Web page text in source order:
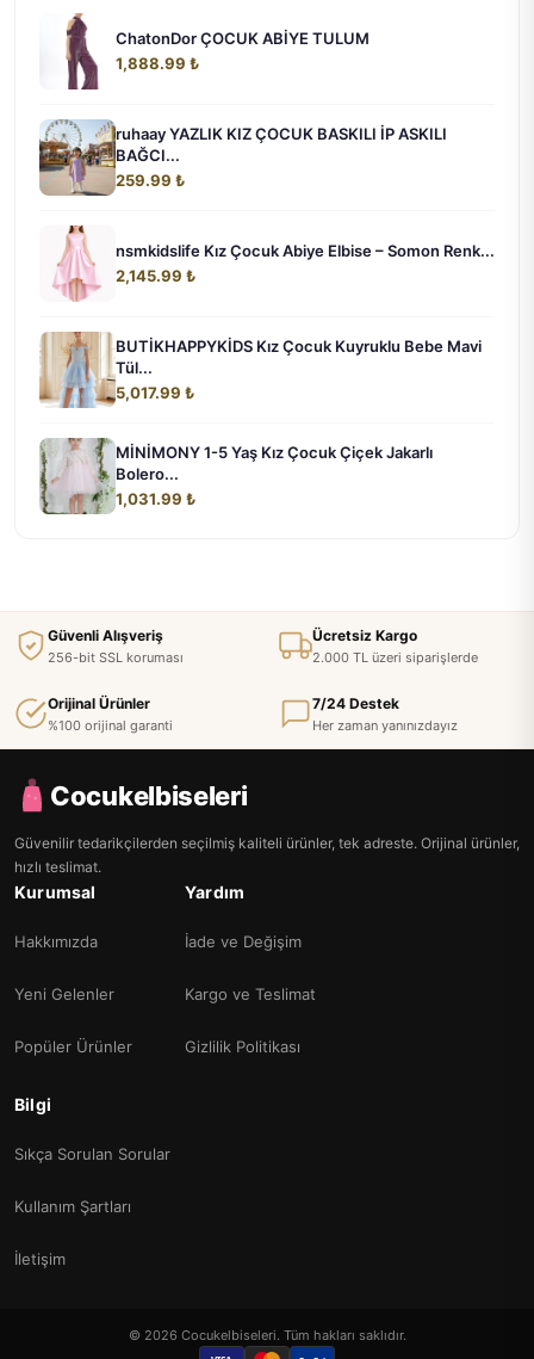
ChatonDor ÇOCUK ABİYE TULUM
1,888.99 ₺
ruhaay YAZLIK KIZ ÇOCUK BASKILI İP ASKILI
BAĞCI...
259.99 ₺
nsmkidslife Kız Çocuk Abiye Elbise – Somon Renk...
2,145.99 ₺
BUTİKHAPPYKİDS Kız Çocuk Kuyruklu Bebe Mavi
Tül...
5,017.99 ₺
MİNİMONY 1-5 Yaş Kız Çocuk Çiçek Jakarlı
Bolero...
1,031.99 ₺
Güvenli Alışveriş
256-bit SSL koruması
Ücretsiz Kargo
2.000 TL üzeri siparişlerde
Orijinal Ürünler
%100 orijinal garanti
7/24 Destek
Her zaman yanınızdayız
Cocukelbiseleri
Güvenilir tedarikçilerden seçilmiş kaliteli ürünler, tek adreste. Orijinal ürünler,
hızlı teslimat.
Kurumsal
Hakkımızda
Yeni Gelenler
Popüler Ürünler
Yardım
İade ve Değişim
Kargo ve Teslimat
Gizlilik Politikası
Bilgi
Sıkça Sorulan Sorular
Kullanım Şartları
İletişim
© 2026 Cocukelbiseleri. Tüm hakları saklıdır.